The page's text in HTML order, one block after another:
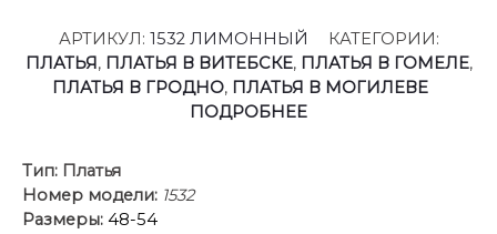
АРТИКУЛ: 1532 ЛИМОННЫЙ
КАТЕГОРИИ:
ПЛАТЬЯ, ПЛАТЬЯ В ВИТЕБСКЕ, ПЛАТЬЯ В ГОМЕЛЕ,
ПЛАТЬЯ В ГРОДНО, ПЛАТЬЯ В МОГИЛЕВЕ
ПОДРОБНЕЕ
Тип: Платья
Номер модели: 1532
Размеры: 48-54